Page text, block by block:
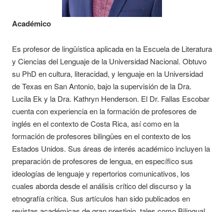
Académico
Es profesor de lingüística aplicada en la Escuela de Literatura
y Ciencias del Lenguaje de la Universidad Nacional. Obtuvo
su PhD en cultura, literacidad, y lenguaje en la Universidad
de Texas en San Antonio, bajo la supervisión de la Dra.
Lucila Ek y la Dra. Kathryn Henderson. El Dr. Fallas Escobar
cuenta con experiencia en la formación de profesores de
inglés en el contexto de Costa Rica, así como en la
formación de profesores bilingües en el contexto de los
Estados Unidos. Sus áreas de interés académico incluyen la
preparación de profesores de lengua, en específico sus
ideologías de lenguaje y repertorios comunicativos, los
cuales aborda desde el análisis crítico del discurso y la
etnografía crítica. Sus artículos han sido publicados en